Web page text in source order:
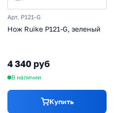
Арт. P121-G
Нож Ruike P121-G, зеленый
4 340 руб
В наличии
Купить